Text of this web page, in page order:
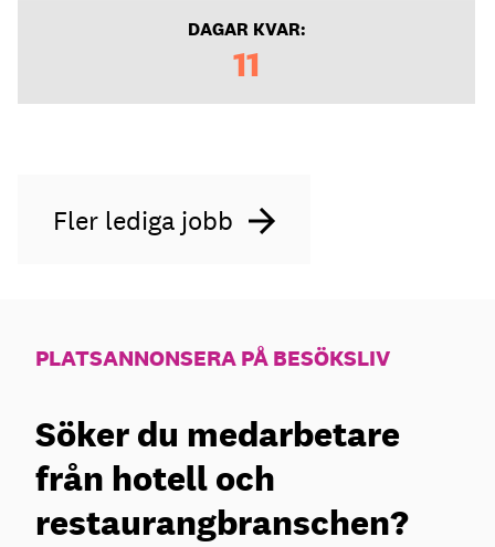
DAGAR KVAR:
11
Fler lediga jobb
PLATSANNONSERA PÅ BESÖKSLIV
Söker du medarbetare
från hotell och
restaurangbranschen?